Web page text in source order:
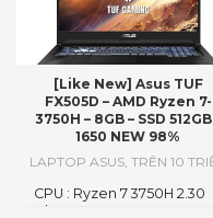
[Like New] Asus TUF
FX505D – AMD Ryzen 7-
3750H – 8GB – SSD 512GB
1650 NEW 98%
LAPTOP ASUS, TRÊN 10
CPU : Ryzen 7 3750H 2.30
Ghz